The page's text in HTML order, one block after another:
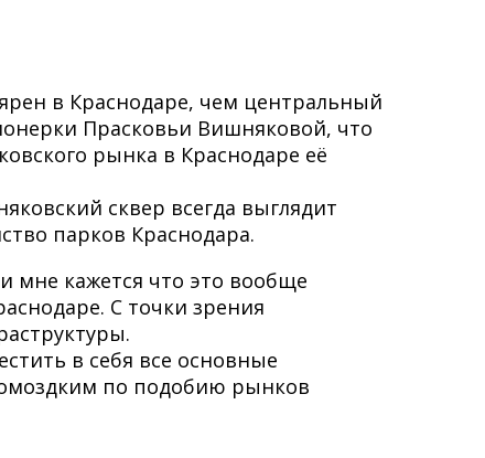
в Краснодаре, чем центральный
Прасковьи Вишняковой, что
рынка в Краснодаре её
сквер всегда выглядит
парков Краснодара.
мне кажется что это вообще
С точки зрения
в себя все основные
по подобию рынков